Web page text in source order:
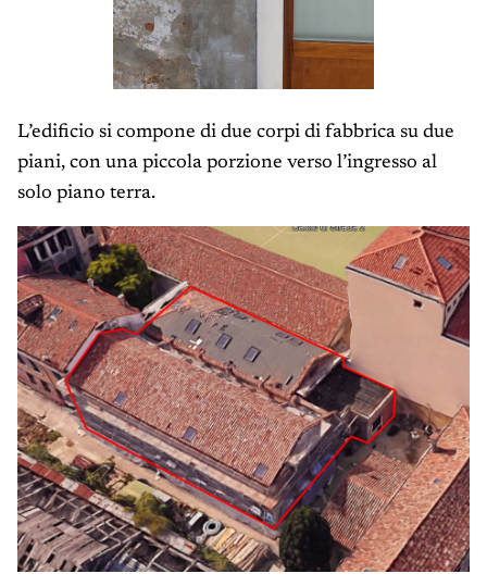
L’edificio si compone di due corpi di fabbrica su due
piani, con una piccola porzione verso l’ingresso al
solo piano terra.